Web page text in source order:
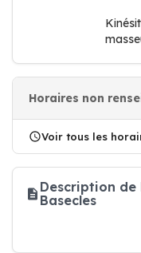
Horaires non
Voir tous les
Description de
Basecles